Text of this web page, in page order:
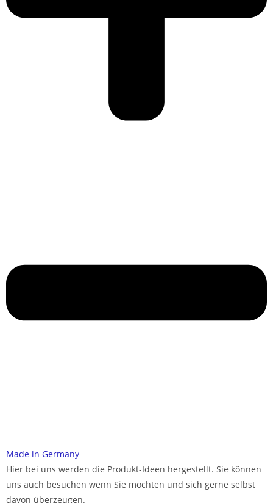
Made in Germany
Hier bei uns werden die Produkt-Ideen hergestellt. Sie können
uns auch besuchen wenn Sie möchten und sich gerne selbst
davon überzeugen.